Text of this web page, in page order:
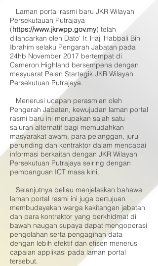
Laman portal rasmi baru JKR Wilayah
Persekutauan Putrajaya
(https://www.jkrwpp.gov.my) telah
dilancarkan oleh Dato' Ir. Haji Habbali Bin
Ibrahim selaku Pengarah Jabatan pada
24hb November 2017 bertempat di
Cameron Highland bersempena dengan
mesyuarat Pelan Startegik JKR Wilayah
Persekutuan Putrajaya.
Menerusi ucapan perasmian oleh
Pengarah Jabatan, kewujudan laman portal
rasmi baru ini merupakan salah satu
saluran alternatif bagi memudahkan
masyarakat awam, para pelanggan, juru
perunding dan kontraktor dalam mencapai
informasi berkaitan dengan JKR Wilayah
Persekutuan Putrajaya seiring dengan
pembanguan ICT masa kini.
Selanjutnya beliau menjelaskan bahawa
laman portal rasmi ini juga bertujuan
membudayakan warga kakitangan jabatan
dan para kontraktor yang berkhidmat di
bawah naugan supaya dapat mengoperasi
pengolahan serta pengagihan data
dengan lebih efektif dan efisen menerusi
capaian applikasi pada laman portal
tersebut.